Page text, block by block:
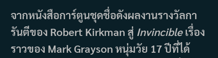
จากหนังสือการ์ตูนชุดชื่อดังผลงานรางวัลกา
รันตีของ Robert Kirkman สู่ Invincibleเรื่อง
ราวของ Mark Grayson หนุ่มวัย 17 ปีที่ได้